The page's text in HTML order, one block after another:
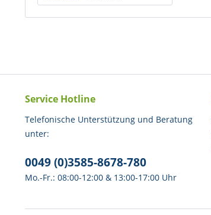
Service Hotline
Telefonische Unterstützung und Beratung
unter:
0049 (0)3585-8678-780
Mo.-Fr.: 08:00-12:00 & 13:00-17:00 Uhr